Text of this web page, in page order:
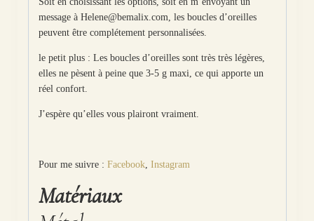
message à Helene@bemalix.com, les boucles d’oreilles
peuvent être complétement personnalisées.
le petit plus : Les boucles d’oreilles sont très très légères,
elles ne pèsent à peine que 3-5 g maxi, ce qui apporte un
réel confort.
J’espère qu’elles vous plairont vraiment.
Pour me suivre : Facebook, Instagram
Matériaux